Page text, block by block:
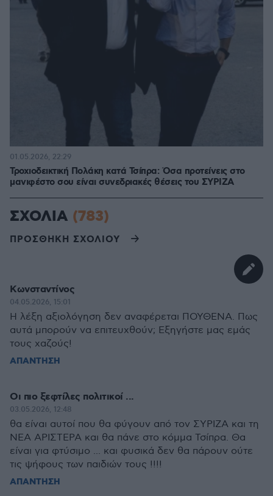
Τροχιοδεικτική Πολάκη κατά Τσίπρα: Όσα προτείνεις στο
μανιφέστο σου είναι συνεδριακές θέσεις του ΣΥΡΙΖΑ
01.05.2026, 22:29
ΣΧΟΛΙΑ (783)
ΠΡΟΣΘΗΚΗ ΣΧΟΛΙΟΥ
Κωνσταντίνος
04.05.2026, 15:01
Η λέξη αξιολόγηση δεν αναφέρεται ΠΟΥΘΕΝΑ. Πως
αυτά μπορούν να επιτευχθούν; Εξηγήστε μας εμάς
τους χαζούς!
ΑΠΑΝΤΗΣΗ
Οι πιο ξεφτίλες πολιτικοί ...
03.05.2026, 12:48
θα είναι αυτοί που θα φύγουν από τον ΣΥΡΙΖΑ και τη
ΝΕΑ ΑΡΙΣΤΕΡΑ και θα πάνε στο κόμμα Τσίπρα. Θα
είναι για φτύσιμο ... και φυσικά δεν θα πάρουν ούτε
τις ψήφους των παιδιών τους !!!!
ΑΠΑΝΤΗΣΗ